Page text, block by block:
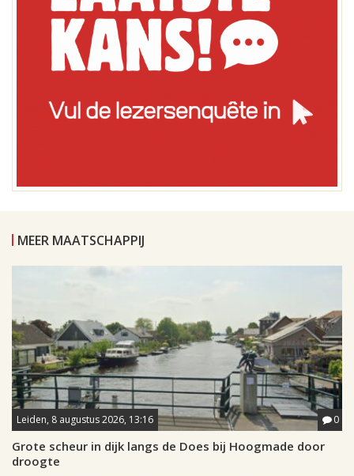
MEER MAATSCHAPPIJ
Leiden, 8 augustus 2026, 13:16 0
Grote scheur in dijk langs de Does bij Hoogmade door
droogte